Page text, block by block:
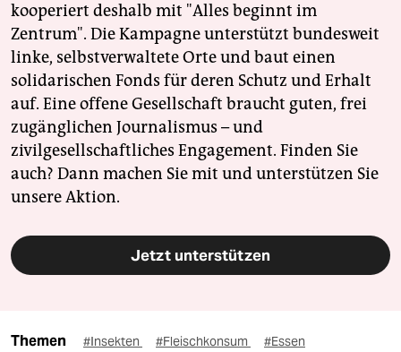
kooperiert deshalb mit "Alles beginnt im
Zentrum". Die Kampagne unterstützt bundesweit
linke, selbstverwaltete Orte und baut einen
solidarischen Fonds für deren Schutz und Erhalt
auf. Eine offene Gesellschaft braucht guten, frei
zugänglichen Journalismus – und
zivilgesellschaftliches Engagement. Finden Sie
auch? Dann machen Sie mit und unterstützen Sie
unsere Aktion.
Jetzt unterstützen
Themen #Insekten #Fleischkonsum #Essen